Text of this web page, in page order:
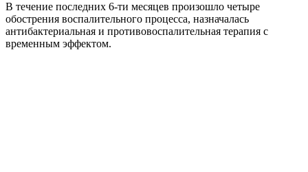
В течение последних 6-ти месяцев произошло четыре
обострения воспалительного процесса, назначалась
антибактериальная и противовоспалительная терапия с
временным эффектом.